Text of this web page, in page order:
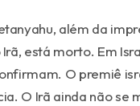
além da
está morto. Em
O premiê
O Irã ainda não